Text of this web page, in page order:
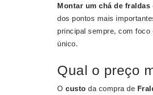
Montar um chá de fraldas
dos pontos mais
principal sempre, com
único.
Qual o preço
O custo da compra de